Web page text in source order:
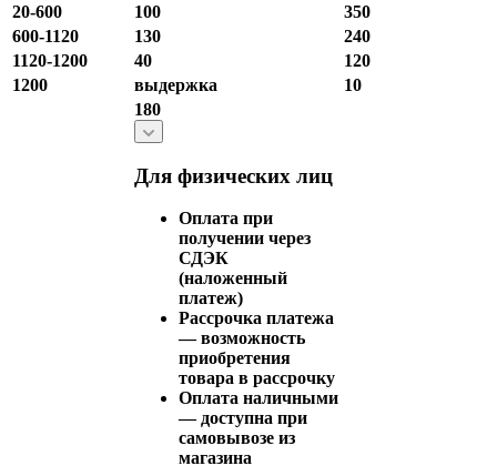
20-600
100
350
600-1120
130
240
1120-1200
40
120
1200
выдержка
10
180
Для физических лиц
Оплата при
получении через
СДЭК
(наложенный
платеж)
Рассрочка платежа
— возможность
приобретения
товара в рассрочку
Оплата наличными
— доступна при
самовывозе из
магазина